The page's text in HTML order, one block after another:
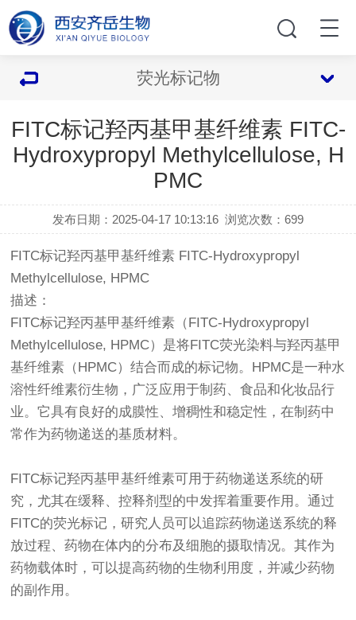
荧光标记物
FITC标记羟丙基甲基纤维素 FITC-
Hydroxypropyl Methylcellulose, H
PMC
发布日期：2025-04-17 10:13:16 浏览次数：699
FITC标记羟丙基甲基纤维素 FITC-Hydroxypropyl
Methylcellulose, HPMC
描述：
FITC标记羟丙基甲基纤维素（FITC-Hydroxypropyl
Methylcellulose, HPMC）是将FITC荧光染料与羟丙基甲
基纤维素（HPMC）结合而成的标记物。HPMC是一种水
溶性纤维素衍生物，广泛应用于制药、食品和化妆品行
业。它具有良好的成膜性、增稠性和稳定性，在制药中
常作为药物递送的基质材料。
FITC标记羟丙基甲基纤维素可用于药物递送系统的研
究，尤其在缓释、控释剂型的中发挥着重要作用。通过
FITC的荧光标记，研究人员可以追踪药物递送系统的释
放过程、药物在体内的分布及细胞的摄取情况。其作为
药物载体时，可以提高药物的生物利用度，并减少药物
的副作用。